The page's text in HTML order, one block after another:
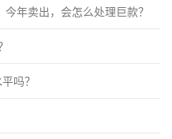
年卖出，会怎么处理巨款？
吗？